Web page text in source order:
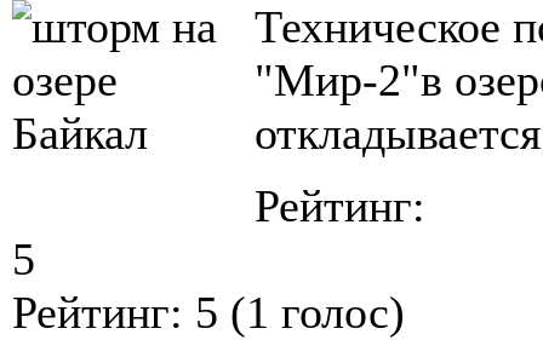
Техническое
"Мир-2"в
Рейтинг:
5
Рейтинг: 5 (1 голос)